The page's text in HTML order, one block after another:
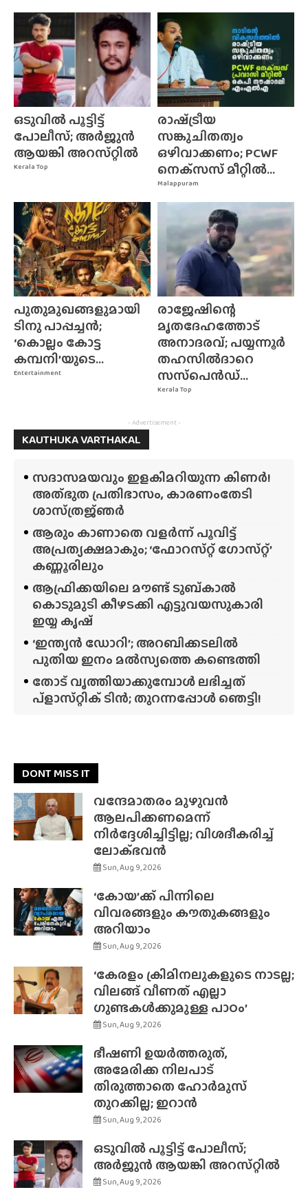
Kerala Top
ഒടുവിൽ പൂട്ടിട്ട്
പോലീസ്; അർജുൻ
ആയങ്കി അറസ്‌റ്റിൽ
Malappuram
രാഷ്‌ട്രീയ
സങ്കുചിതത്വം
ഒഴിവാക്കണം; PCWF
നെക്‌സസ്‌ മീറ്റിൽ...
Entertainment
പുതുമുഖങ്ങളുമായി
ടിനു പാപ്പച്ചൻ;
‘കൊല്ലം കോട്ട
കമ്പനി’യുടെ...
Kerala Top
രാജേഷിന്റെ
മൃതദേഹത്തോട്
അനാദരവ്; പയ്യന്നൂർ
തഹസിൽദാറെ
സസ്‌പെൻഡ്...
- Advertisement -
KAUTHUKA VARTHAKAL
സദാസമയവും ഇളകിമറിയുന്ന കിണർ!
അത്‌ഭുത പ്രതിഭാസം, കാരണംതേടി
ശാസ്‌ത്രജ്‌ഞർ
ആരും കാണാതെ വളർന്ന് പൂവിട്ട്
അപ്രത്യക്ഷമാകും; ‘ഫോറസ്‌റ്റ്‌ ഗോസ്‌റ്റ്’
കണ്ണൂരിലും
ആഫ്രിക്കയിലെ മൗണ്ട് ടുബ്‌കാൽ
കൊടുമുടി കീഴടക്കി എട്ടുവയസുകാരി
ഇയ്യ കൃഷ്
‘ഇന്ത്യൻ ഡോറി’; അറബിക്കടലിൽ
പുതിയ ഇനം മൽസ്യത്തെ കണ്ടെത്തി
തോട് വൃത്തിയാക്കുമ്പോൾ ലഭിച്ചത്
പ്‌ളാസ്‌റ്റിക് ടിൻ; തുറന്നപ്പോൾ ഞെട്ടി!
DONT MISS IT
വന്ദേമാതരം മുഴുവൻ
ആലപിക്കണമെന്ന്
നിർദ്ദേശിച്ചിട്ടില്ല; വിശദീകരിച്ച്
ലോക്‌ഭവൻ
Sun, Aug 9, 2026
‘കോയ’ക്ക് പിന്നിലെ
വിവരങ്ങളും കൗതുകങ്ങളും
അറിയാം
Sun, Aug 9, 2026
‘കേരളം ക്രിമിനലുകളുടെ നാടല്ല;
വിലങ്ങ് വീണത് എല്ലാ
ഗുണ്ടകൾക്കുമുള്ള പാഠം’
Sun, Aug 9, 2026
ഭീഷണി ഉയർത്തരുത്,
അമേരിക്ക നിലപാട്
തിരുത്താതെ ഹോർമുസ്
തുറക്കില്ല; ഇറാൻ
Sun, Aug 9, 2026
ഒടുവിൽ പൂട്ടിട്ട് പോലീസ്;
അർജുൻ ആയങ്കി അറസ്‌റ്റിൽ
Sun, Aug 9, 2026